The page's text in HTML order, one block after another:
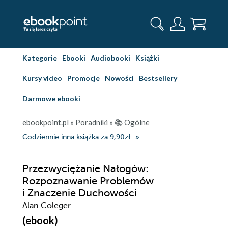
Kategorie Ebooki Audiobooki Książki
Kursy video Promocje Nowości Bestsellery
Darmowe ebooki
ebookpoint.pl » Poradniki » 📚 Ogólne
Codziennie inna książka za 9,90zł
Przezwyciężanie Nałogów:
Rozpoznawanie Problemów
i Znaczenie Duchowości
Alan Coleger
(ebook)